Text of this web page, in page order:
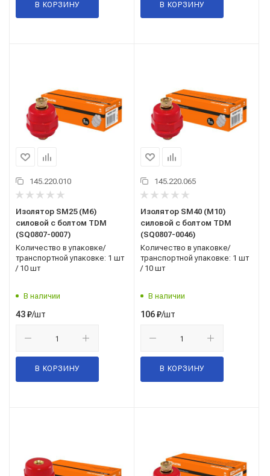
В КОРЗИНУ В КОРЗИНУ
145.220.010
Изолятор SM25 (М6)
силовой с болтом TDM
(SQ0807-0007)
Количество в упаковке/
транспортной упаковке: 1 шт
/ 10 шт
В наличии
43₽/шт
В КОРЗИНУ
145.220.065
Изолятор SM40 (М10)
силовой с болтом TDM
(SQ0807-0046)
Количество в упаковке/
транспортной упаковке: 1 шт
/ 10 шт
В наличии
106₽/шт
В КОРЗИНУ